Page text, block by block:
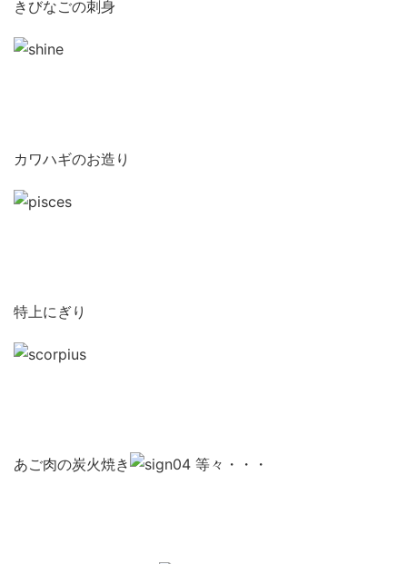
きびなごの刺身
カワハギのお造り
特上にぎり
あご肉の炭火焼き 等々・・・